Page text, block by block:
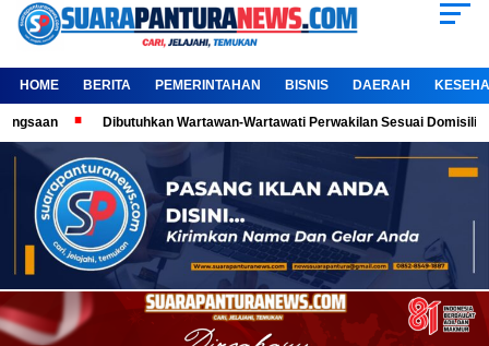
HOME BERITA PEMERINTAHAN BISNIS DAERAH
Dibutuhkan Wartawan-Wartawati Perwakilan Sesuai Domisili,